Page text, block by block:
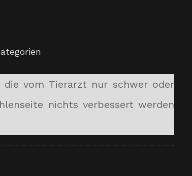
die vom Tierarzt nur schwer oder
nichts verbessert werden